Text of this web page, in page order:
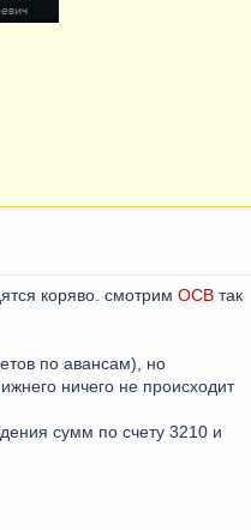
коряво. смотрим ОСВ так
по авансам), но
ничего не происходит
сумм по счету 3210 и